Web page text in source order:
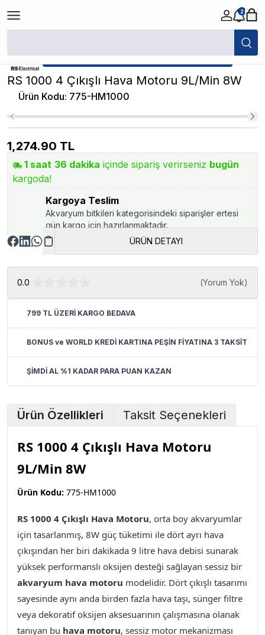
2
/ RS 1000 4 Çıkışlı Hava Motoru 9L/Min 8W
★ Atakan Petshop, RS yetkili satıcısıdır.
RS 1000 4 Çıkışlı Hava Motoru 9L/Min 8W
Ürün Kodu: 775-HM1000
1,274.90 TL
1 saat 36 dakika içinde sipariş verirseniz bugün
kargoda!
Kargoya Teslim
Akvaryum bitkileri kategorisindeki siparişler ertesi
gün kargo için hazırlanmaktadır.
ÜRÜN DETAYI
0.0 (Yorum Yok)
799 TL ÜZERİ KARGO BEDAVA
BONUS ve WORLD KREDİ KARTINA PEŞİN FİYATINA 3 TAKSİT
ŞİMDİ AL %1 KADAR PARA PUAN KAZAN
Ürün Özellikleri Taksit Seçenekleri
RS 1000 4 Çıkışlı Hava Motoru
9L/Min 8W
Ürün Kodu: 775-HM1000
RS 1000 4 Çıkışlı Hava Motoru, orta boy akvaryumlar
için tasarlanmış, 8W güç tüketimi ile dört ayrı hava
çıkışından her biri dakikada 9 litre hava debisi sunarak
yüksek performanslı oksijen desteği sağlayan sessiz bir
akvaryum hava motoru modelidir. Dört çıkışlı tasarımı
sayesinde aynı anda birden fazla hava taşı, sünger filtre
veya dekoratif oksijen aksesuarının çalışmasına olanak
tanıyan bu hava motoru, sessiz motor mekanizması